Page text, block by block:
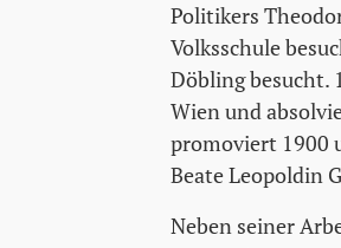
Politikers
Volksschule
Döbling besucht.
Wien und
promoviert 1900
Beate Leopoldin
Neben seiner